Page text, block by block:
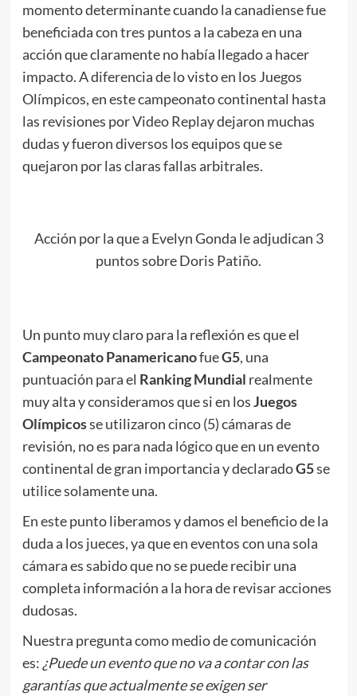
momento determinante cuando la canadiense fue
beneficiada con tres puntos a la cabeza en una
acción que claramente no había llegado a hacer
impacto. A diferencia de lo visto en los Juegos
Olímpicos, en este campeonato continental hasta
las revisiones por Video Replay dejaron muchas
dudas y fueron diversos los equipos que se
quejaron por las claras fallas arbitrales.
Acción por la que a Evelyn Gonda le adjudican 3
puntos sobre Doris Patiño.
Un punto muy claro para la reflexión es que el
Campeonato PanamericanofueG5, una
puntuación para el Ranking Mundial realmente
muy alta y consideramos que si en losJuegos
Olímpicosse utilizaron cinco (5) cámaras de
revisión, no es para nada lógico que en un evento
continental de gran importancia y declaradoG5se
utilice solamente una.
En este punto liberamos y damos el beneficio de la
duda a los jueces, ya que en eventos con una sola
cámara es sabido que no se puede recibir una
completa información a la hora de revisar acciones
dudosas.
Nuestra pregunta como medio de comunicación
es: ¿Puede un evento que no va a contar con las
garantías que actualmente se exigen ser